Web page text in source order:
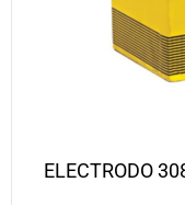
ELECTRODO